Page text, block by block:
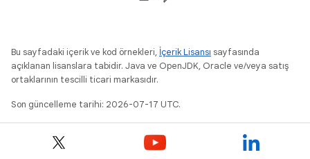
Bu sayfadaki içerik ve kod örnekleri, İçerik Lisansı sayfasında
açıklanan lisanslara tabidir. Java ve OpenJDK, Oracle ve/veya satış
ortaklarının tescilli ticari markasıdır.
Son güncelleme tarihi: 2026-07-17 UTC.